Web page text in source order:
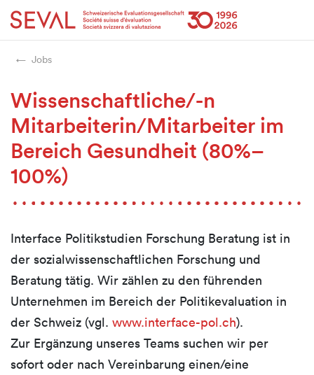
Startseite
Weiter zur Hauptnavigation
Weiter zum Inhalt
Weiter zur Kontaktseite
Weiter zur Sitemap
Weiter zur Suche
Weiter zum Login SEVAL
Jobs
Wissenschaftliche/-n
Mitarbeiterin/Mitarbeiter im
Bereich Gesundheit (80%–
100%)
Interface Politikstudien Forschung Beratung ist in
der sozialwissenschaftlichen Forschung und
Beratung tätig. Wir zählen zu den führenden
Unternehmen im Bereich der Politikevaluation in
der Schweiz (vgl. www.interface-pol.ch).
Zur Ergänzung unseres Teams suchen wir per
sofort oder nach Vereinbarung einen/eine